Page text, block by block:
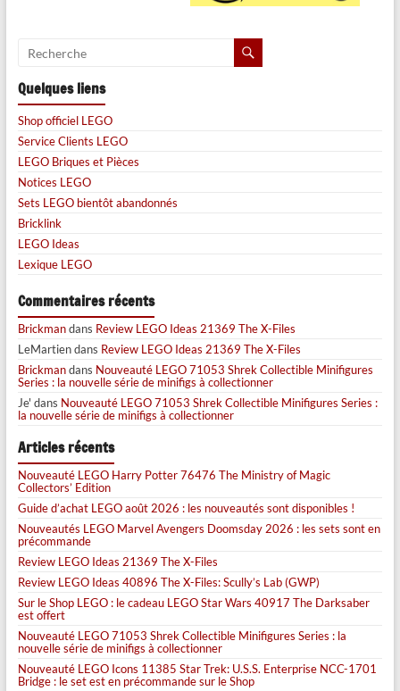
Quelques liens
Shop officiel LEGO
Service Clients LEGO
LEGO Briques et Pièces
Notices LEGO
Sets LEGO bientôt abandonnés
Bricklink
LEGO Ideas
Lexique LEGO
Commentaires récents
Brickmandans Review LEGO Ideas 21369 The X-Files
LeMartiendans Review LEGO Ideas 21369 The X-Files
Brickmandans Nouveauté LEGO 71053 Shrek Collectible Minifigures
Series : la nouvelle série de minifigs à collectionner
Je' dans Nouveauté LEGO 71053 Shrek Collectible Minifigures Series :
la nouvelle série de minifigs à collectionner
Articles récents
Nouveauté LEGO Harry Potter 76476 The Ministry of Magic
Collectors’ Edition
Guide d’achat LEGO août 2026 : les nouveautés sont disponibles !
Nouveautés LEGO Marvel Avengers Doomsday 2026 : les sets sont en
précommande
Review LEGO Ideas 21369 The X-Files
Review LEGO Ideas 40896 The X-Files: Scully’s Lab (GWP)
Sur le Shop LEGO : le cadeau LEGO Star Wars 40917 The Darksaber
est offert
Nouveauté LEGO 71053 Shrek Collectible Minifigures Series : la
nouvelle série de minifigs à collectionner
Nouveauté LEGO Icons 11385 Star Trek: U.S.S. Enterprise NCC-1701
Bridge : le set est en précommande sur le Shop